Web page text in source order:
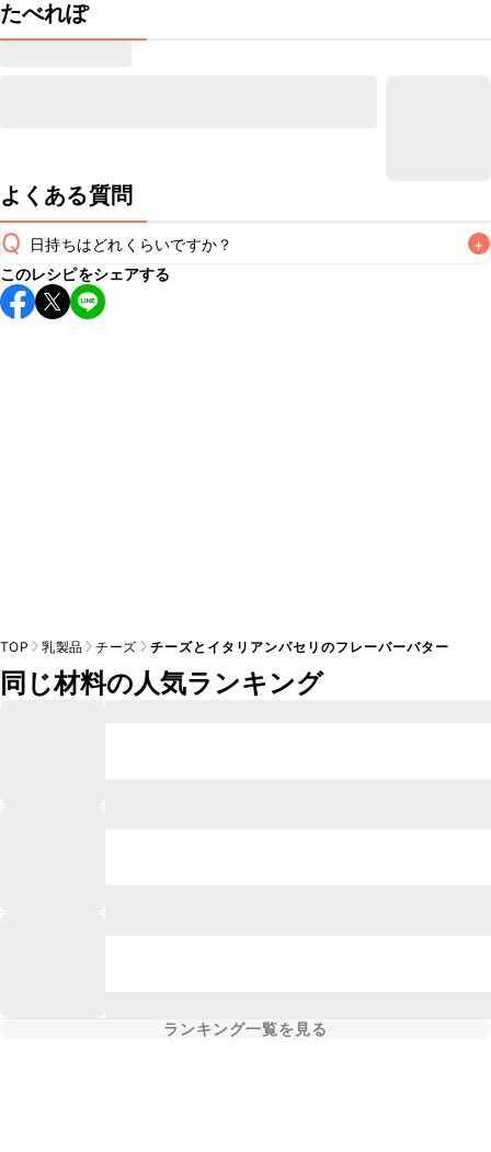
たべれぽ
よくある質問
Q 日持ちはどれくらいですか？ +
保存期間は冷蔵で1週間が目安です。なるべくお早めにお召し
上がりください。
このレシピをシェアする
TOP 乳製品 チーズ チーズとイタリアンパセリのフレーバーバター
同じ材料の人気ランキング
ランキング一覧を見る